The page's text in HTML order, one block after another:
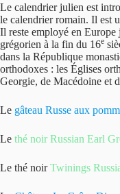
Le calendrier julien est
le calendrier romain. Il est
Il reste employé en Europe
grégorien à la fin du 16e
dans la République
orthodoxes : les Églises
Georgie, de Macédoine et
Le gâteau Russe aux
Le thé noir Russian Earl
Le thé noirTwinings